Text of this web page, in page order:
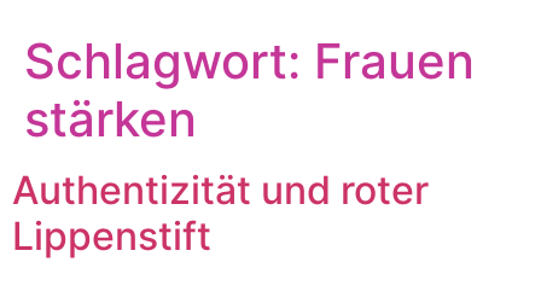
Schlagwort: Frauen
stärken
Authentizität und roter
Lippenstift